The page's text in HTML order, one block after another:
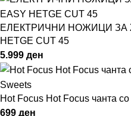
ЕЛЕКТРИЧНИ НОЖИЦИ ЗА
HETGE CUT 45
5.999 ден
Hot Focus Hot Focus чанта
699 ден